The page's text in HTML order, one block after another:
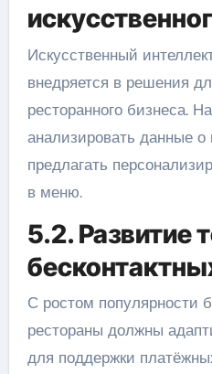
Искусственный
внедряется в решения
ресторанного бизнеса.
анализировать данные о
предлагать
в меню.
5.2. Развитие
С ростом популярности
рестораны должны
для поддержки